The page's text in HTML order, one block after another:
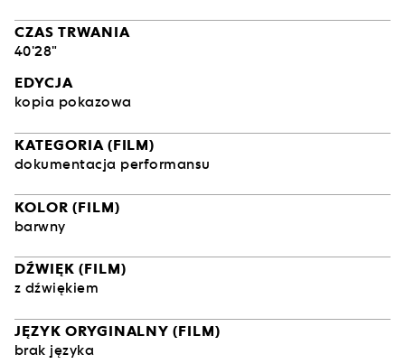
CZAS TRWANIA
40'28"
EDYCJA
kopia pokazowa
KATEGORIA (FILM)
dokumentacja performansu
KOLOR (FILM)
barwny
DŹWIĘK (FILM)
z dźwiękiem
JĘZYK ORYGINALNY (FILM)
brak języka